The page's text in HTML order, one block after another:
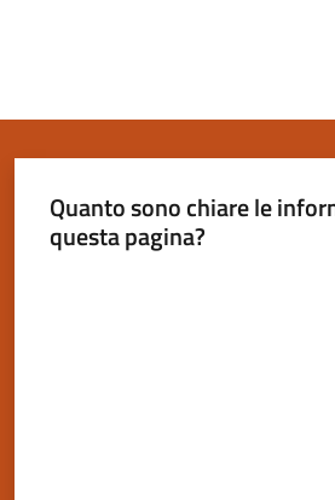
Quanto sono chiare le
questa pagina?